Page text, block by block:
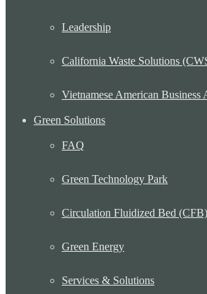
Leadership
California Waste Solutions
Vietnamese American
Green Solutions
FAQ
Green Technology Park
Circulation Fluidized Bed (CFB)
Green Energy
Services & Solutions